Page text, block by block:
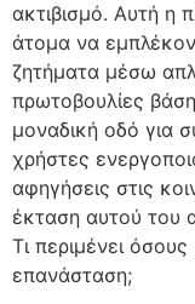
ακτιβισμό. Αυτή η
άτομα να
ζητήματα μέσω
πρωτοβουλίες
μοναδική οδό για
χρήστες
αφηγήσεις στις
έκταση αυτού του
Τι περιμένει
επανάσταση;